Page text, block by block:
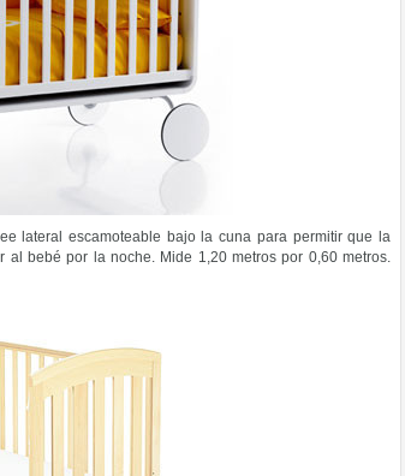
lateral escamoteable bajo la cuna para permitir que la
bebé por la noche. Mide 1,20 metros por 0,60 metros.